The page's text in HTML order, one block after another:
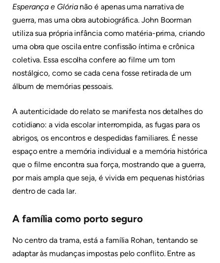
Esperança e Glórianão é apenas uma narrativa de
guerra, mas uma obra autobiográfica. John Boorman
utiliza sua própria infância como matéria-prima, criando
uma obra que oscila entre confissão íntima e crônica
coletiva. Essa escolha confere ao filme um tom
nostálgico, como se cada cena fosse retirada de um
álbum de memórias pessoais.
A autenticidade do relato se manifesta nos detalhes do
cotidiano: a vida escolar interrompida, as fugas para os
abrigos, os encontros e despedidas familiares. É nesse
espaço entre a memória individual e a memória histórica
que o filme encontra sua força, mostrando que a guerra,
por mais ampla que seja, é vivida em pequenas histórias
dentro de cada lar.
A família como porto seguro
No centro da trama, está a família Rohan, tentando se
adaptar às mudanças impostas pelo conflito. Entre as